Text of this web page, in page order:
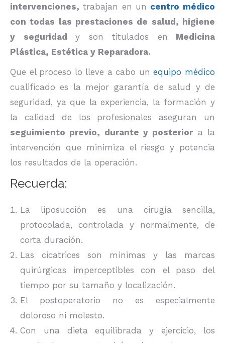
intervenciones, trabajan en un centro médico
con todas las prestaciones de salud, higiene
y seguridad y son titulados en Medicina
Plástica, Estética y Reparadora.
Que el proceso lo lleve a cabo unequipo médico
cualificado es la mejor garantía de salud y de
seguridad, ya que la experiencia, la formación y
la calidad de los profesionales aseguran un
seguimiento previo, durante y posterior a la
intervención que minimiza el riesgo y potencia
los resultados de la operación.
Recuerda:
La liposucción es una cirugía sencilla,
protocolada, controlada y normalmente, de
corta duración.
Las cicatrices son mínimas y las marcas
quirúrgicas imperceptibles con el paso del
tiempo por su tamaño y localización.
El postoperatorio no es especialmente
doloroso ni molesto.
Con una dieta equilibrada y ejercicio, los